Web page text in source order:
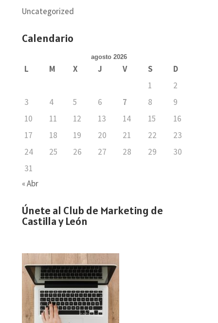
Uncategorized
Calendario
agosto 2026
L M X J V S
D
1
2
3
4 5 6 7 8
9
10
11 12 13 14 15
16
17
18 19 20 21 22
23
24
25 26 27 28 29
30
31
« Abr
Únete al Club de Marketing de
Castilla y León